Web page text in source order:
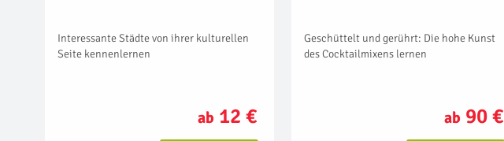
Interessante Städte von ihrer kulturellen
Seite kennenlernen
ab 12 €
Geschüttelt und gerührt: Die hohe Kunst
des Cocktailmixens lernen
ab 90 €